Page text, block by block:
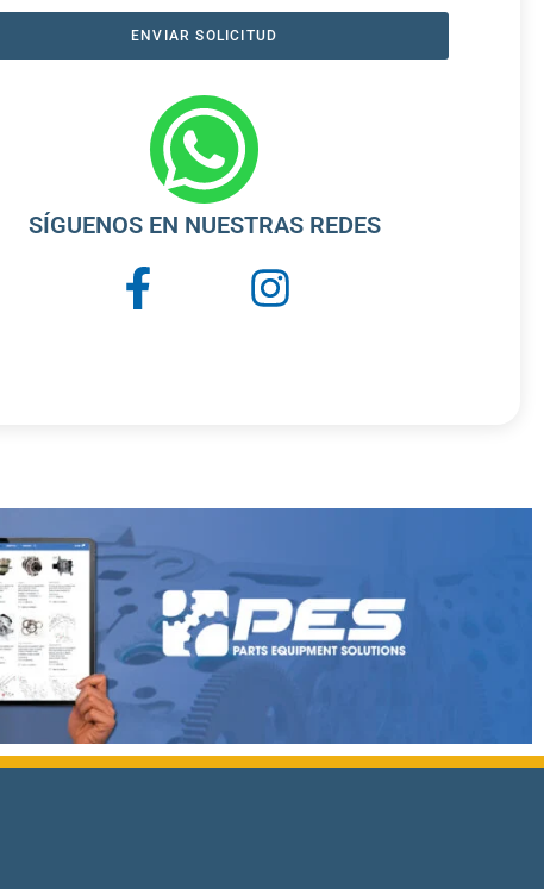
ENVIAR SOLICITUD
SÍGUENOS EN NUESTRAS REDES